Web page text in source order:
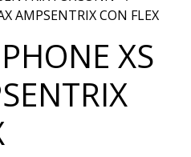
AMPSENTRIX CON FLEX
XS